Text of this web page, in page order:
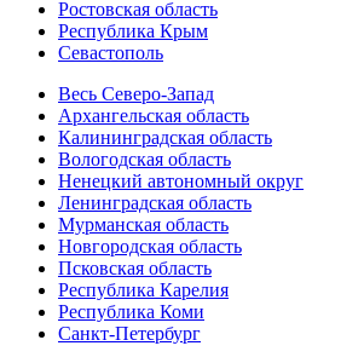
Ростовская область
Республика Крым
Севастополь
Весь Северо-Запад
Архангельская область
Калининградская область
Вологодская область
Ненецкий автономный округ
Ленинградская область
Мурманская область
Новгородская область
Псковская область
Республика Карелия
Республика Коми
Санкт-Петербург